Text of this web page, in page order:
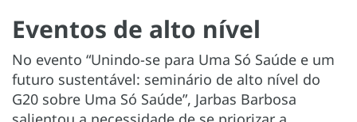
Eventos de alto nível
No evento “Unindo-se para Uma Só Saúde e um
futuro sustentável: seminário de alto nível do
G20 sobre Uma Só Saúde”, Jarbas Barbosa